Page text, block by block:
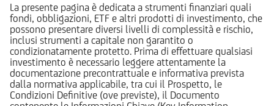
La presente pagina è dedicata a strumenti finanziari quali
fondi, obbligazioni, ETF e altri prodotti di investimento, che
possono presentare diversi livelli di complessità e rischio,
inclusi strumenti a capitale non garantito o
condizionatamente protetto. Prima di effettuare qualsiasi
investimento è necessario leggere attentamente la
documentazione precontrattuale e informativa prevista
dalla normativa applicabile, tra cui il Prospetto, le
Condizioni Definitive (ove previste), il Documento